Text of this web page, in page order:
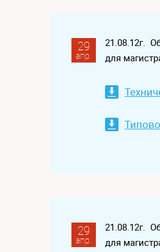
29
апр.
21.08.12г.
для
29
апр.
21.08.12г.
для